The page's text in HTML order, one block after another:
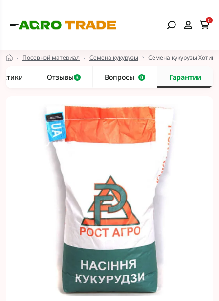
0
Посевной материал Семена кукурузы Семена кукурузы Хотин
Отзывы 3 Вопросы 0 Гарантии